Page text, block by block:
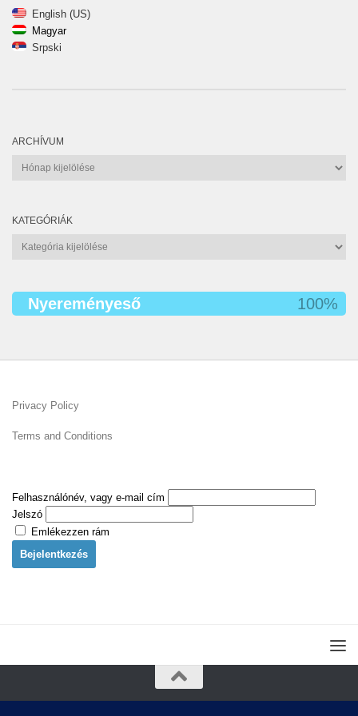
English (US)
Magyar
Srpski
ARCHÍVUM
Archívum
KATEGÓRIÁK
Kategóriák
Nyereményeső 100%
Privacy Policy
Terms and Conditions
Felhasználónév, vagy e-mail cím
Jelszó
Emlékezzen rám